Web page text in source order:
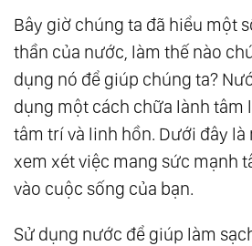
Bây giờ chúng ta đã hiểu một
thần của nước, làm thế nào
dụng nó để giúp chúng ta?
dụng một cách chữa lành tâm
tâm trí và linh hồn. Dưới đây
xem xét việc mang sức mạnh
vào cuộc sống của bạn.
Sử dụng nước để giúp làm